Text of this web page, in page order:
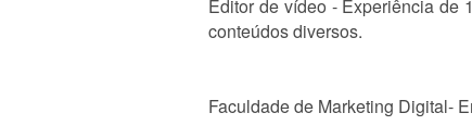
Editor de vídeo - Experiência de
conteúdos diversos.
Faculdade de Marketing Digital-